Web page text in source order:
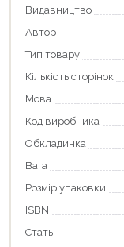
Видавництво
Автор
Тип товару
Кількість сторінок
Мова
Код виробника
Обкладинка
Вага
Розмір упаковки
ISBN
Стать